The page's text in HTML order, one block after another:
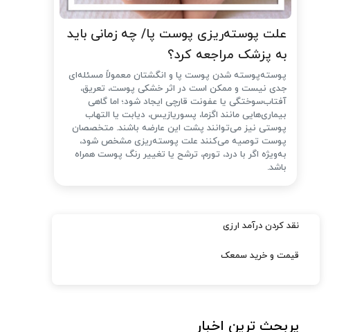
علت پوسته‌ریزی پوست پا/ چه زمانی باید
به پزشک مراجعه کرد؟
پوسته‌پوسته شدن پوست پا و انگشتان معمولاً مسئله‌ای
جدی نیست و ممکن است در اثر خشکی پوست، تعریق،
آفتاب‌سوختگی یا عفونت قارچی ایجاد شود؛ اما گاهی
بیماری‌هایی مانند اگزما، پسوریازیس، دیابت یا التهاب
پوستی نیز می‌توانند پشت این عارضه باشند. متخصصان
پوست توصیه می‌کنند علت پوسته‌ریزی مشخص شود،
به‌ویژه اگر با درد، تورم، ترشح یا تغییر رنگ پوست همراه
باشد.
نقد کردن درآمد ارزی
قیمت و خرید سمعک
پربحث ترین اخبار